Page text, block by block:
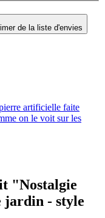
de la liste d'envies
artificielle faite
on le voit sur les
"Nostalgie
jardin - style